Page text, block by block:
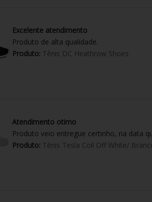
Excelente atendimento
Produto de alta qualidade.
Produto: Tênis DC Heathrow Shoes
Atendimento otimo
Produto veio entregue certinho, na data
Produto: Tênis Tesla Coil Off White/